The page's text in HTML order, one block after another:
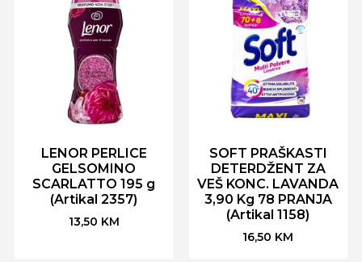
LENOR PERLICE
GELSOMINO
SCARLATTO 195 g
(Artikal 2357)
13,50 KM
SOFT PRAŠKASTI
DETERDŽENT ZA
VEŠ KONC. LAVANDA
3,90 Kg 78 PRANJA
(Artikal 1158)
16,50 KM